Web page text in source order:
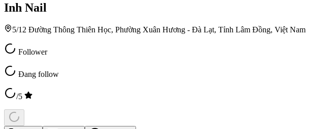
Inh Nail
5/12 Đường Thông Thiên Học, Phường Xuân Hương - Đà Lạt, Tỉnh Lâm Đồng, Việt Nam
Follower
Đang follow
/5